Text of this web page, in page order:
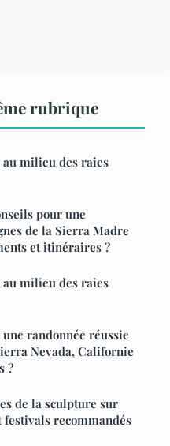
rubrique
milieu des raies
pour une
de la Sierra Madre
et itinéraires ?
milieu des raies
randonnée réussie
Nevada, Californie
?
de la sculpture sur
festivals recommandés